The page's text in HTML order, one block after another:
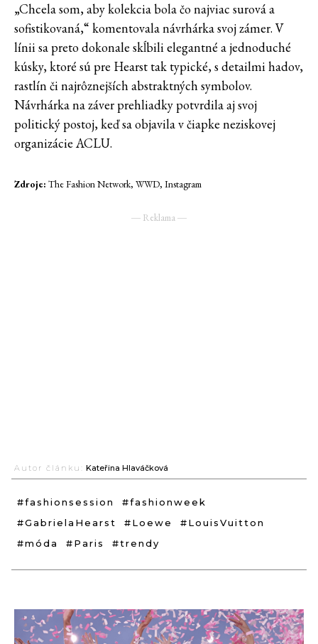
„Chcela som, aby kolekcia bola čo najviac surová a
sofistikovaná,“ komentovala návrhárka svoj zámer. V
línii sa preto dokonale skĺbili elegantné a jednoduché
kúsky, ktoré sú pre Hearst tak typické, s detailmi hadov,
rastlín či najrôznejších abstraktných symbolov.
Návrhárka na záver prehliadky potvrdila aj svoj
politický postoj, keď sa objavila v čiapke neziskovej
organizácie ACLU.
Zdroje: The Fashion Network, WWD, Instagram
― Reklama ―
Autor článku: Kateřina Hlaváčková
#fashionsession
#fashionweek
#GabrielaHearst
#Loewe
#LouisVuitton
#móda
#Paris #trendy